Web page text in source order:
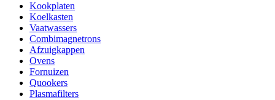
Kookplaten
Koelkasten
Vaatwassers
Combimagnetrons
Afzuigkappen
Ovens
Fornuizen
Quookers
Plasmafilters